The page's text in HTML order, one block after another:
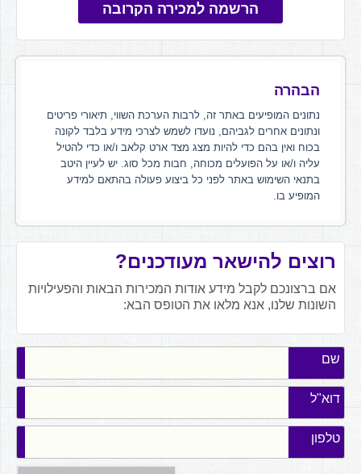
הרשמה למכירה הקרובה
הבהרה
נתונים המופיעים באתר זה, לרבות הערכת השווי, תיאורי פריטים
ונתונים אחרים לגביהם, נועדו לשמש לצרכי מידע בלבד לקונה
בכוח ואין בהם כדי להיות מצג מצד ארט קלאב ו/או כדי להטיל
עליה ו/או על הפועלים מכוחה, חבות מכל סוג. יש לעיין היטב
בתנאי השימוש באתר לפני כל ביצוע פעולה בהתאם למידע
המופיע בו.
רוצים להישאר מעודכנים?
אם ברצונכם לקבל מידע אודות המכירות הבאות והפעילויות
השונות שלנו, אנא מלאו את הטופס הבא:
שם
דוא"ל
טלפון